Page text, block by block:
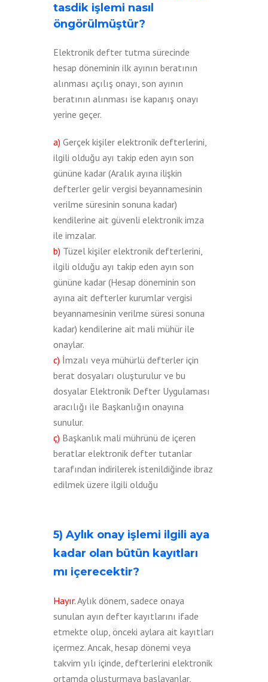
tasdik işlemi nasıl
öngörülmüştür?
Elektronik defter tutma sürecinde
hesap döneminin ilk ayının beratının
alınması açılış onayı, son ayının
beratının alınması ise kapanış onayı
yerine geçer.
a) Gerçek kişiler elektronik defterlerini,
ilgili olduğu ayı takip eden ayın son
gününe kadar (Aralık ayına ilişkin
defterler gelir vergisi beyannamesinin
verilme süresinin sonuna kadar)
kendilerine ait güvenli elektronik imza
ile imzalar.
b) Tüzel kişiler elektronik defterlerini,
ilgili olduğu ayı takip eden ayın son
gününe kadar (Hesap döneminin son
ayına ait defterler kurumlar vergisi
beyannamesinin verilme süresi sonuna
kadar) kendilerine ait mali mühür ile
onaylar.
c) İmzalı veya mühürlü defterler için
berat dosyaları oluşturulur ve bu
dosyalar Elektronik Defter Uygulaması
aracılığı ile Başkanlığın onayına
sunulur.
ç) Başkanlık mali mührünü de içeren
beratlar elektronik defter tutanlar
tarafından indirilerek istenildiğinde ibraz
edilmek üzere ilgili olduğu
5) Aylık onay işlemi ilgili aya
kadar olan bütün kayıtları
mı içerecektir?
Hayır.Aylık dönem, sadece onaya
sunulan ayın defter kayıtlarını ifade
etmekte olup, önceki aylara ait kayıtları
içermez. Ancak, hesap dönemi veya
takvim yılı içinde, defterlerini elektronik
ortamda oluşturmaya başlayanlar,